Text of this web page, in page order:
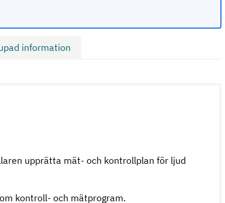
information
upprätta mät- och kontrollplan för ljud
kontroll- och mätprogram.